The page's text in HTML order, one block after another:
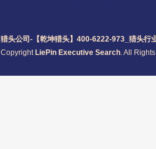
猎头公司 -【乾坤猎头】400-6222-973_ 猎头行
Copyright LiePin Executive Search. All